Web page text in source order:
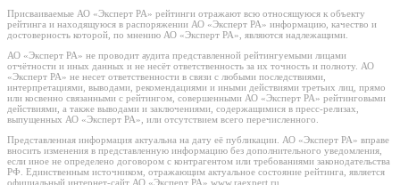
Присваиваемые АО «Эксперт РА» рейтинги отражают всю относящуюся к объекту
рейтинга и находящуюся в распоряжении АО «Эксперт РА» информацию, качество и
достоверность которой, по мнению АО «Эксперт РА», являются надлежащими.
АО «Эксперт РА» не проводит аудита представленной рейтингуемыми лицами
отчётности и иных данных и не несёт ответственность за их точность и полноту. АО
«Эксперт РА» не несет ответственности в связи с любыми последствиями,
интерпретациями, выводами, рекомендациями и иными действиями третьих лиц, прямо
или косвенно связанными с рейтингом, совершенными АО «Эксперт РА» рейтинговыми
действиями, а также выводами и заключениями, содержащимися в пресс-релизах,
выпущенных АО «Эксперт РА», или отсутствием всего перечисленного.
Представленная информация актуальна на дату её публикации. АО «Эксперт РА» вправе
вносить изменения в представленную информацию без дополнительного уведомления,
если иное не определено договором с контрагентом или требованиями законодательства
РФ. Единственным источником, отражающим актуальное состояние рейтинга, является
официальный интернет-сайт АО «Эксперт РА» www.raexpert.ru.